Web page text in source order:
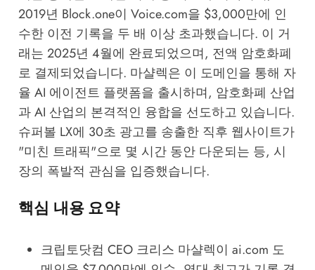
2019년 Block.one이 Voice.com을 $3,000만에 인
수한 이전 기록을 두 배 이상 초과했습니다. 이 거
래는 2025년 4월에 완료되었으며, 전액 암호화폐
로 결제되었습니다. 마샬렉은 이 도메인을 통해 자
율 AI 에이전트 플랫폼을 출시하며, 암호화폐 산업
과 AI 산업의 본격적인 융합을 선도하고 있습니다.
슈퍼볼 LX에 30초 광고를 송출한 직후 웹사이트가
"미친 트래픽"으로 몇 시간 동안 다운되는 등, 시
장의 폭발적 관심을 입증했습니다.
핵심 내용 요약
크립토닷컴 CEO 크리스 마샬렉이 ai.com 도